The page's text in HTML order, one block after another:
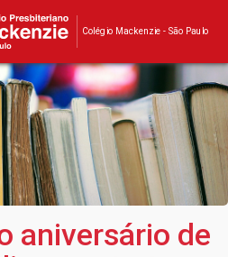
Colégio Mackenzie - São Paulo
aniversário de